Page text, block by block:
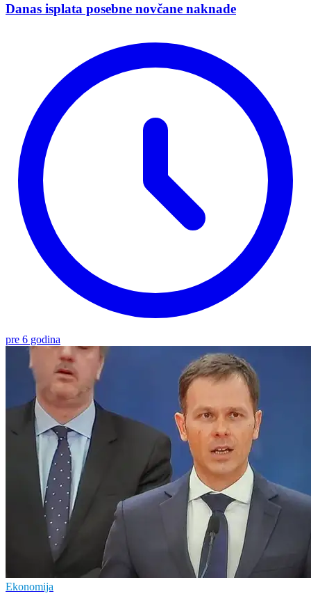
Danas isplata posebne novčane naknade
pre 6 godina
Ekonomija